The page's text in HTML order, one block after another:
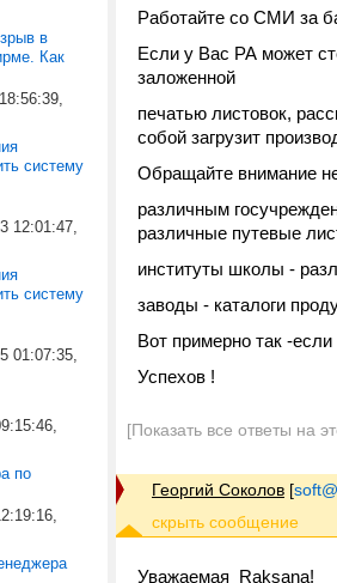
в
Как
систему
12:01:47,
систему
01:07:35,
по
Работайте со СМИ за
Если у Вас РА может
заложенной
печатью листовок,
собой загрузит
Обращайте внимание
различным
различные путевые
институты школы -
заводы - каталоги
Вот примерно так -
Успехов !
[Показать все ответы на
Георгий Соколов [
Уважаемая Raksana!